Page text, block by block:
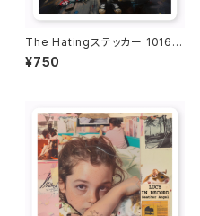
The Hatingステッカー 1016-
231109045
¥750